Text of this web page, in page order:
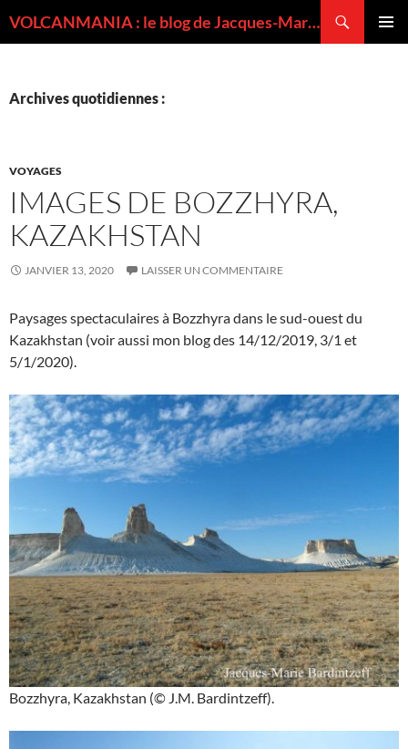
VOLCANMANIA : le blog de Jacques-Marie BARDINTZEFF, volcanologue
Archives quotidiennes :
VOYAGES
IMAGES DE BOZZHYRA,
KAZAKHSTAN
JANVIER 13, 2020 LAISSER UN COMMENTAIRE
Paysages spectaculaires à Bozzhyra dans le sud-ouest du
Kazakhstan (voir aussi mon blog des 14/12/2019, 3/1 et
5/1/2020).
Bozzhyra, Kazakhstan (© J.M. Bardintzeff).